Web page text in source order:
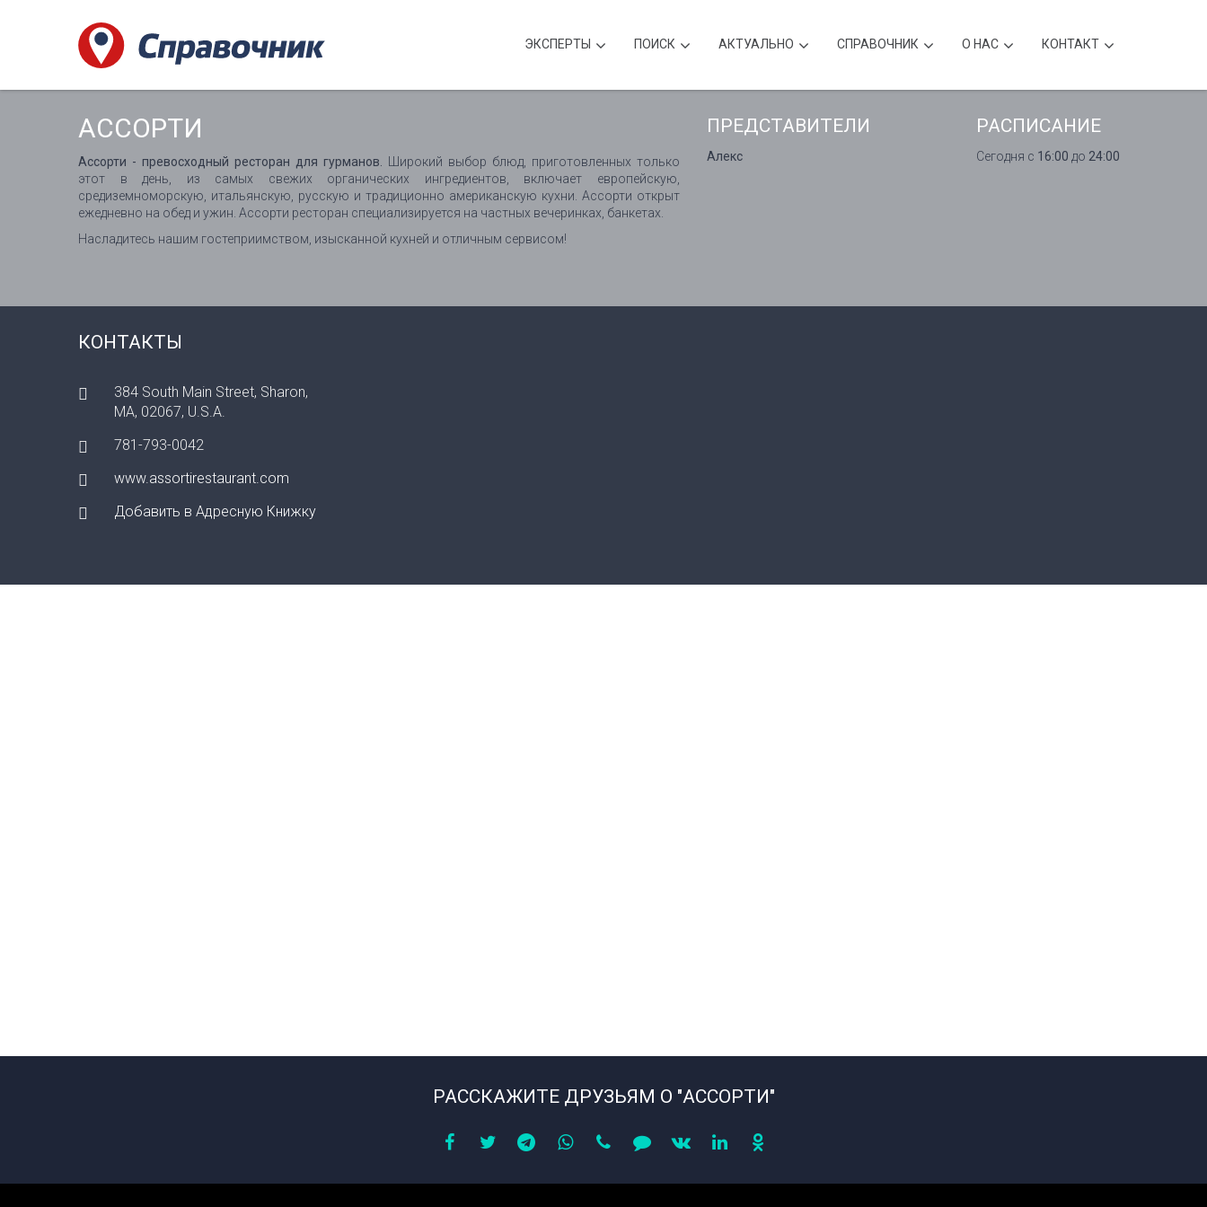
ЭКСПЕРТЫ ПОИСК АКТУАЛЬНО CПРАВОЧНИК О НАС КОНТАКТ
АССОРТИ
Ассорти - превосходный ресторан для гурманов.
Широкий выбор блюд, приготовленных только
этот в день, из самых свежих органических ингредиентов, включает европейскую,
средиземноморскую, итальянскую, русскую и традиционно американскую кухни. Ассорти открыт
ежедневно на обед и ужин. Ассорти ресторан специализируется на частных вечеринках, банкетах.
Насладитесь нашим гостеприимством, изысканной кухней и отличным сервисом!
ПРЕДСТАВИТЕЛИ
Алекс
РАСПИСАНИЕ
Сегодня с 16:00 до 24:00
КОНТАКТЫ
384 South Main Street, Sharon,
MA, 02067, U.S.A.
781-793-0042
www.assortirestaurant.com
Добавить в Адресную Книжку
РАССКАЖИТЕ ДРУЗЬЯМ О "АССОРТИ"